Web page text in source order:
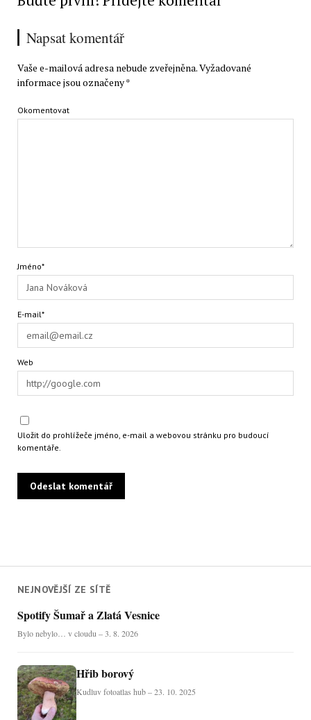
NEJNOVĚJŠÍ ZE SÍTĚ
Spotify Šumař a Zlatá Vesnice
Bylo nebylo… v cloudu – 3. 8. 2026
Hřib borový
Kudluv fotoatlas hub – 23. 10. 2025
Napsat komentář
Vaše e-mailová adresa nebude zveřejněna.Vyžadované
informace jsou označeny*
Okomentovat
Jméno*
E-mail*
Web
Uložit do prohlížeče jméno, e-mail a webovou stránku pro budoucí
komentáře.